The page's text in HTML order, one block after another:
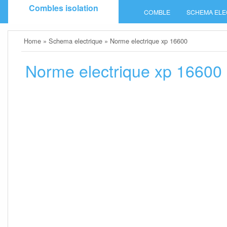
Combles isolation COMBLE SCHEMA
Home »Schema electrique » Norme electrique xp 16600
Norme electrique xp 16600